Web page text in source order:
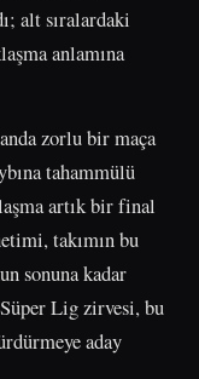
alt sıralardaki
anlamına
zorlu bir maça
tahammülü
artık bir final
takımın bu
sonuna kadar
Lig zirvesi, bu
aday